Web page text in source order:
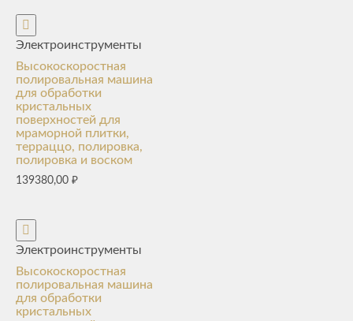
Электроинструменты
Высокоскоростная
полировальная машина
для обработки
кристальных
поверхностей для
мраморной плитки,
терраццо, полировка,
полировка и воском
139380,00 ₽
Электроинструменты
Высокоскоростная
полировальная машина
для обработки
кристальных